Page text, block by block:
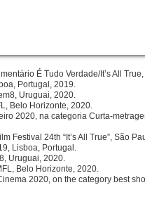
É Tudo Verdade/It’s All
Portugal, 2019.
Uruguai, 2020.
Belo Horizonte, 2020.
2020, na categoria Curta-
Festival 24th “It’s All True”, São
Lisboa, Portugal.
Uruguai, 2020.
Belo Horizonte, 2020.
2020, on the category best